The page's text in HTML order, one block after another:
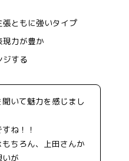
ともに強いタイプ
現力が豊か
ジする
聞いて魅力を感じまし
ね！！
もちろん、上田さんか
いが